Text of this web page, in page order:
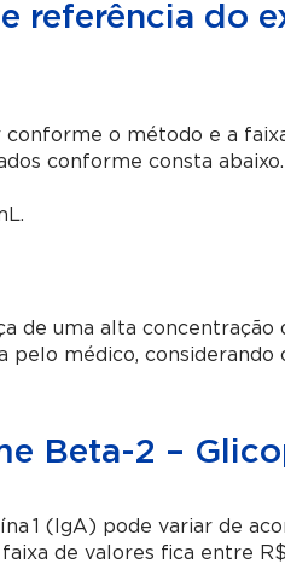
referência do
o método e a
conforme consta abaixo.
de uma alta
pelo médico,
Beta-2 –
1 (IgA) pode variar de
de valores fica entre